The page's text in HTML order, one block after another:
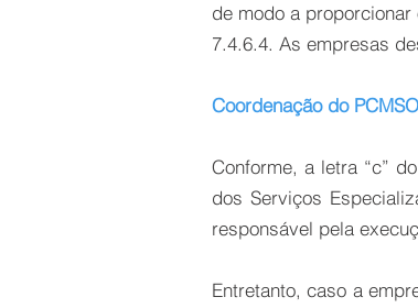
de modo a
7.4.6.4. As empresas
Coordenação do PCMSO
Conforme, a letra “c”
dos Serviços
responsável pela
Entretanto, caso a